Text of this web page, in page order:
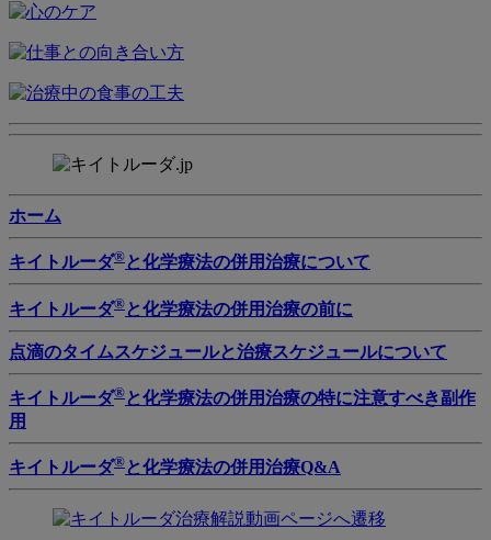
ホーム
キイトルーダ® と化学療法の併用治療について
キイトルーダ® と化学療法の併用治療の前に
点滴のタイムスケジュールと治療スケジュールについて
キイトルーダ® と化学療法の併用治療の特に注意すべき副作
用
キイトルーダ® と化学療法の併用治療Q&A